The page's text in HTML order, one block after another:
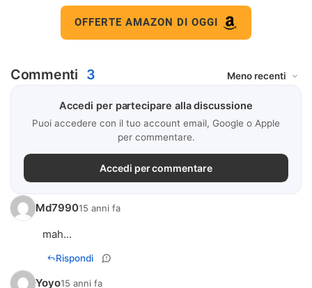
OFFERTE AMAZON DI OGGI
Commenti 3
Accedi per partecipare alla discussione
Puoi accedere con il tuo account email, Google o Apple
per commentare.
Accedi per commentare
Md799015 anni fa
mah...
Rispondi
Yoyo15 anni fa